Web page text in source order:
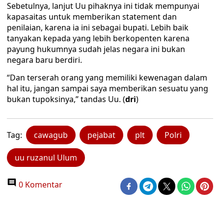
Sebetulnya, lanjut Uu pihaknya ini tidak mempunyai
kapasaitas untuk memberikan statement dan
penilaian, karena ia ini sebagai bupati. Lebih baik
tanyakan kepada yang lebih berkopenten karena
payung hukumnya sudah jelas negara ini bukan
negara baru berdiri.
“Dan terserah orang yang memiliki kewenagan dalam
hal itu, jangan sampai saya memberikan sesuatu yang
bukan tupoksinya,” tandas Uu. (dri)
Tag: cawagub pejabat plt Polri
uu ruzanul Ulum
0 Komentar